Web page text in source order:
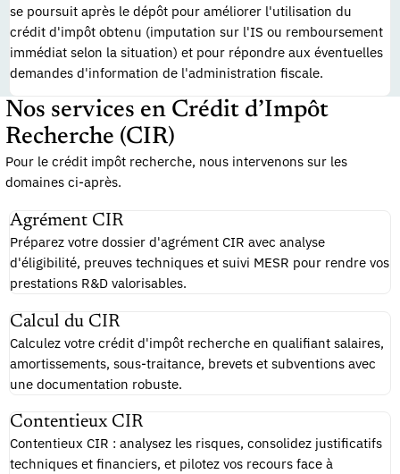
se poursuit après le dépôt pour améliorer l'utilisation du
crédit d'impôt obtenu (imputation sur l'IS ou remboursement
immédiat selon la situation) et pour répondre aux éventuelles
demandes d'information de l'administration fiscale.
Nos services en Crédit d’Impôt
Recherche (CIR)
Pour le crédit impôt recherche, nous intervenons sur les
domaines ci-après.
Agrément CIR
Préparez votre dossier d'agrément CIR avec analyse
d'éligibilité, preuves techniques et suivi MESR pour rendre vos
prestations R&D valorisables.
Calcul du CIR
Calculez votre crédit d'impôt recherche en qualifiant salaires,
amortissements, sous-traitance, brevets et subventions avec
une documentation robuste.
Contentieux CIR
Contentieux CIR : analysez les risques, consolidez justificatifs
techniques et financiers, et pilotez vos recours face à